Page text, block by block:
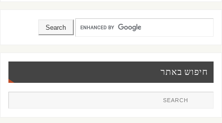
חיפוש באתר